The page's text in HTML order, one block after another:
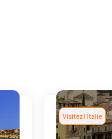
Visitez l'Italie